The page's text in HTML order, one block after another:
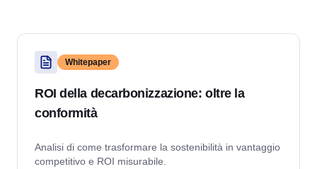
Whitepaper
ROI della decarbonizzazione: oltre la
conformità
Analisi di come trasformare la sostenibilità in vantaggio
competitivo e ROI misurabile.